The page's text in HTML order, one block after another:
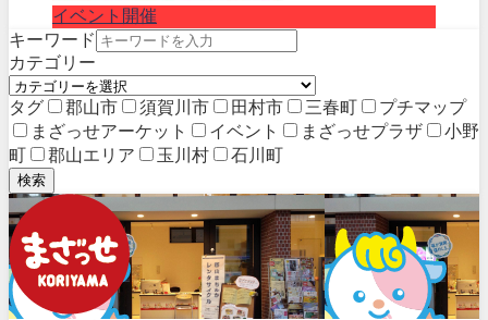
イベント開催
キーワード
カテゴリー
タグ 郡山市 須賀川市 田村市 三春町
プチマップ
まざっせアーケット
イベント まざっせプラザ
小野
町
郡山エリア 玉川村 石川町
検索